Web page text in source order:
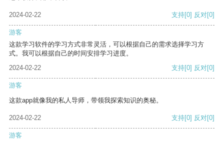
2024-02-22 支持[0] 反对[0]
游客
这款学习软件的学习方式非常灵活，可以根据自己的需求选择学习方
式。我可以根据自己的时间安排学习进度。
2024-02-22
支持[0] 反对[0]
游客
这款app就像我的私人导师，带领我探索知识的奥秘。
2024-02-22 支持[0] 反对[0]
游客